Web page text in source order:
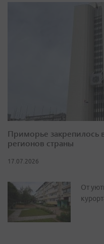
Приморье закрепилось
регионов страны
17.07.2026
От